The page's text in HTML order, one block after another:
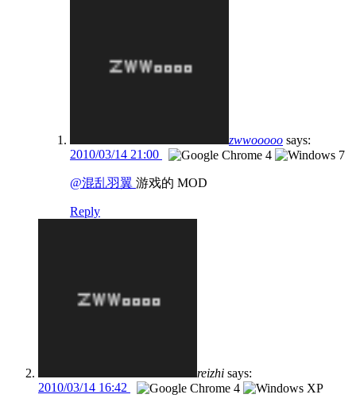
zwwooooo says:
2010/03/14 21:00
@混乱羽翼 游戏的 MOD
Reply
reizhi says:
2010/03/14 16:42